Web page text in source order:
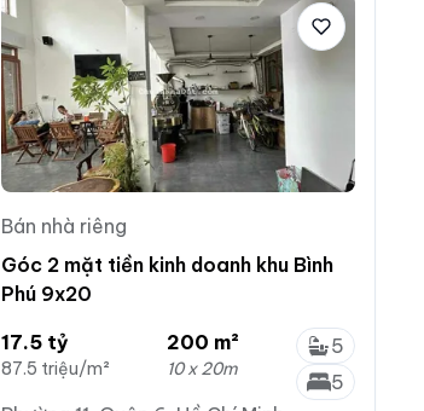
Bán nhà riêng
Góc 2 mặt tiền kinh doanh khu Bình
Phú 9x20
17.5 tỷ
87.5 triệu/m²
200 m²
10 x 20m
5
5